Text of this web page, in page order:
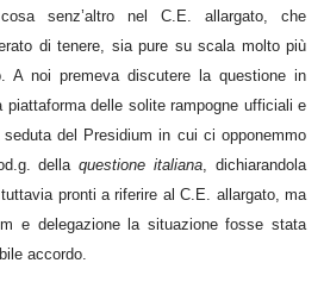
senz’altro nel C.E. allargato, che
di tenere, sia pure su scala molto più
A noi premeva discutere la questione in
delle solite rampogne ufficiali e
del Presidium in cui ci opponemmo
dellaquestione italiana, dichiarandola
pronti a riferire al C.E. allargato, ma
e delegazione la situazione fosse stata
accordo.